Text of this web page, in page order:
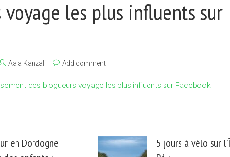
voyage les plus influents sur
Aala Kanzali Add comment
des blogueurs voyage les plus influents sur Facebook
en Dordogne
5 jours à vélo sur